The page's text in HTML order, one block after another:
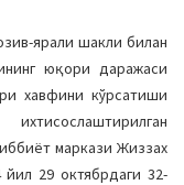
ярали шакли билан
юқори даражаси
хавфини кўрсатиши
маркази Жиззах
29 октябрдаги 32-